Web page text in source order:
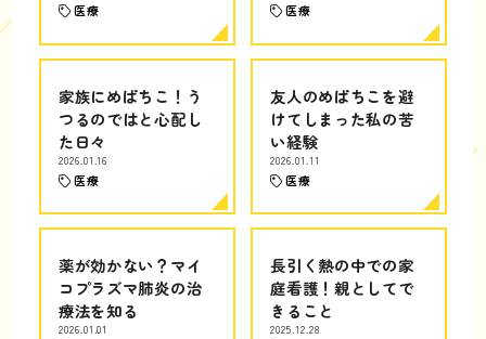
医療 医療
家族にめばちこ！う
つるのではと心配し
た日々
2026.01.16
医療
友人のめばちこを避
けてしまった私の苦
い経験
2026.01.11
医療
薬が効かない？マイ
コプラズマ肺炎の治
療法を知る
2026.01.01
長引く熱の中での家
庭看護！親としてで
きること
2025.12.28